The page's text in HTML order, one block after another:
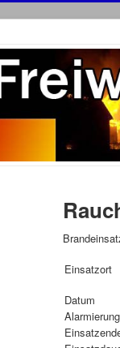
Einsatzort
Datum